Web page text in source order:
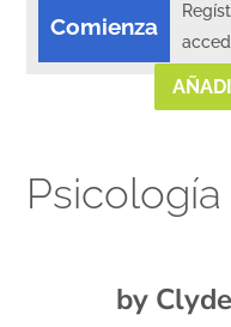
Comienza
by